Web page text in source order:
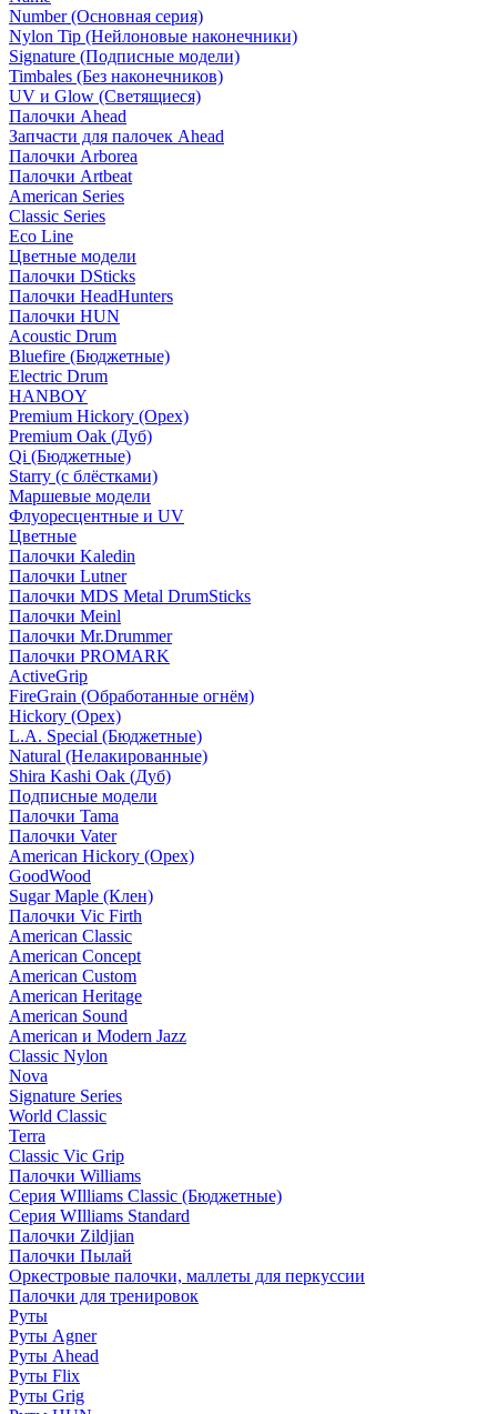
Number (Основная серия)
Nylon Tip (Нейлоновые наконечники)
Signature (Подписные модели)
Timbales (Без наконечников)
UV и Glow (Светящиеся)
Палочки Ahead
Запчасти для палочек Ahead
Палочки Arborea
Палочки Artbeat
American Series
Classic Series
Eco Line
Цветные модели
Палочки DSticks
Палочки HeadHunters
Палочки HUN
Acoustic Drum
Bluefire (Бюджетные)
Electric Drum
HANBOY
Premium Hickory (Орех)
Premium Oak (Дуб)
Qi (Бюджетные)
Starry (с блёстками)
Маршевые модели
Флуоресцентные и UV
Цветные
Палочки Kaledin
Палочки Lutner
Палочки MDS Metal DrumSticks
Палочки Meinl
Палочки Mr.Drummer
Палочки PROMARK
ActiveGrip
FireGrain (Обработанные огнём)
Hickory (Орех)
L.A. Special (Бюджетные)
Natural (Нелакированные)
Shira Kashi Oak (Дуб)
Подписные модели
Палочки Tama
Палочки Vater
American Hickory (Орех)
GoodWood
Sugar Maple (Клен)
Палочки Vic Firth
American Classic
American Concept
American Custom
American Heritage
American Sound
American и Modern Jazz
Classic Nylon
Nova
Signature Series
World Classic
Terra
Classic Vic Grip
Палочки Williams
Серия WIlliams Classic (Бюджетные)
Серия WIlliams Standard
Палочки Zildjian
Палочки Пылай
Оркестровые палочки, маллеты для перкуссии
Палочки для тренировок
Руты
Руты Agner
Руты Ahead
Руты Flix
Руты Grig